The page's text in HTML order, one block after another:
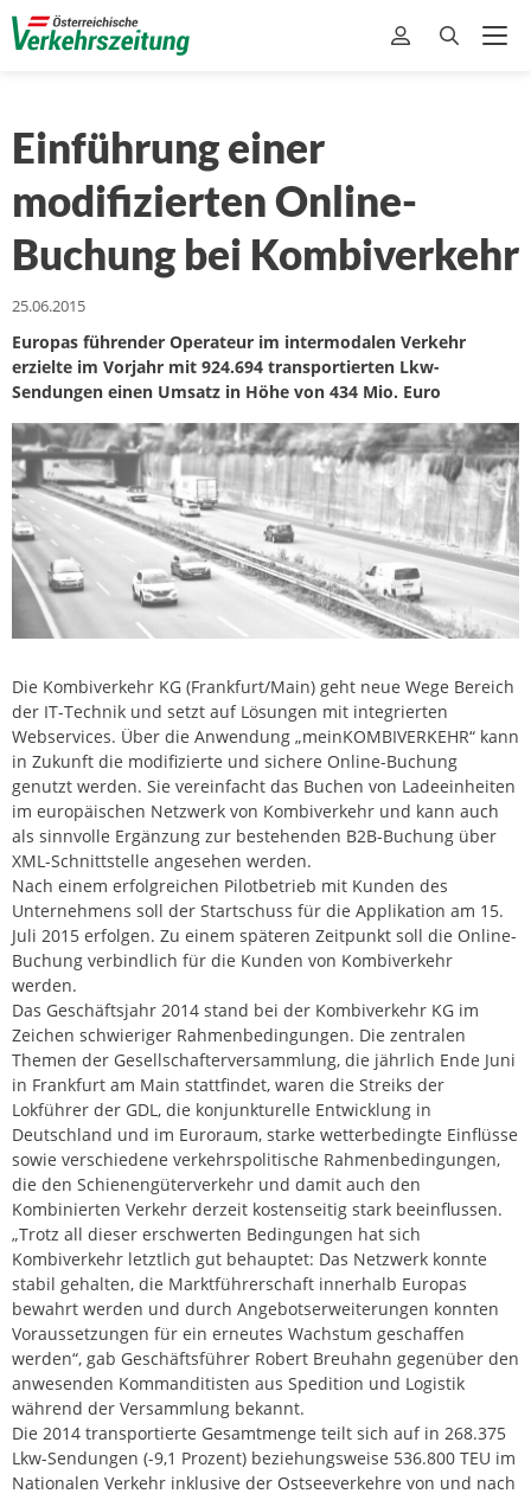
Einführung einer
modifizierten Online-
Buchung bei Kombiverkehr
25.06.2015
Europas führender Operateur im intermodalen Verkehr
erzielte im Vorjahr mit 924.694 transportierten Lkw-
Sendungen einen Umsatz in Höhe von 434 Mio. Euro
Die Kombiverkehr KG (Frankfurt/Main) geht neue Wege Bereich
der IT-Technik und setzt auf Lösungen mit integrierten
Webservices. Über die Anwendung „meinKOMBIVERKEHR“ kann
in Zukunft die modifizierte und sichere Online-Buchung
genutzt werden. Sie vereinfacht das Buchen von Ladeeinheiten
im europäischen Netzwerk von Kombiverkehr und kann auch
als sinnvolle Ergänzung zur bestehenden B2B-Buchung über
XML-Schnittstelle angesehen werden.
Nach einem erfolgreichen Pilotbetrieb mit Kunden des
Unternehmens soll der Startschuss für die Applikation am 15.
Juli 2015 erfolgen. Zu einem späteren Zeitpunkt soll die Online-
Buchung verbindlich für die Kunden von Kombiverkehr
werden.
Das Geschäftsjahr 2014 stand bei der Kombiverkehr KG im
Zeichen schwieriger Rahmenbedingungen. Die zentralen
Themen der Gesellschafterversammlung, die jährlich Ende Juni
in Frankfurt am Main stattfindet, waren die Streiks der
Lokführer der GDL, die konjunkturelle Entwicklung in
Deutschland und im Euroraum, starke wetterbedingte Einflüsse
sowie verschiedene verkehrspolitische Rahmenbedingungen,
die den Schienengüterverkehr und damit auch den
Kombinierten Verkehr derzeit kostenseitig stark beeinflussen.
„Trotz all dieser erschwerten Bedingungen hat sich
Kombiverkehr letztlich gut behauptet: Das Netzwerk konnte
stabil gehalten, die Marktführerschaft innerhalb Europas
bewahrt werden und durch Angebotserweiterungen konnten
Voraussetzungen für ein erneutes Wachstum geschaffen
werden“, gab Geschäftsführer Robert Breuhahn gegenüber den
anwesenden Kommanditisten aus Spedition und Logistik
während der Versammlung bekannt.
Die 2014 transportierte Gesamtmenge teilt sich auf in 268.375
Lkw-Sendungen (-9,1 Prozent) beziehungsweise 536.800 TEU im
Nationalen Verkehr inklusive der Ostseeverkehre von und nach